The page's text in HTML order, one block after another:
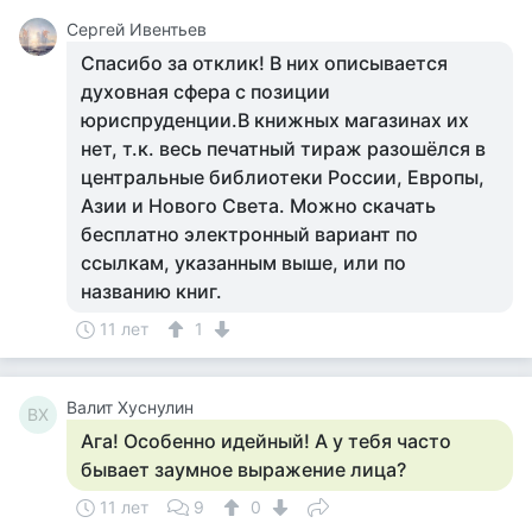
Сергей Ивентьев
Спасибо за отклик! В них описывается
духовная сфера с позиции
юриспруденции.В книжных магазинах их
нет, т.к. весь печатный тираж разошёлся в
центральные библиотеки России, Европы,
Азии и Нового Света. Можно скачать
бесплатно электронный вариант по
ссылкам, указанным выше, или по
названию книг.
11 лет 1
ВХ Валит Хуснулин
Ага! Особенно идейный! А у тебя часто
бывает заумное выражение лица?
11 лет 9
0